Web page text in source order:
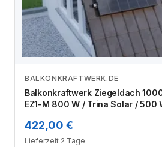
Zum Angebot
BALKONKRAFTWERK.DE
Balkonkraftwerk Ziegeldach
EZ1-M 800 W / Trina Solar / 500
Module
422,00 €
Lieferzeit 2 Tage